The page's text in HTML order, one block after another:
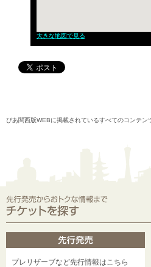
大きな地図で見る
ぴあ関西版WEBに掲載されているすべてのコンテ
プレリザーブなど先行情報はこちら